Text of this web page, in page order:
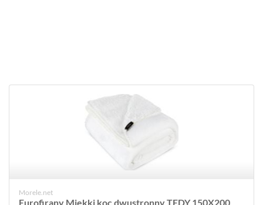
Morele.net
Eurofirany Miękki koc dwustronny TEDY 150X200